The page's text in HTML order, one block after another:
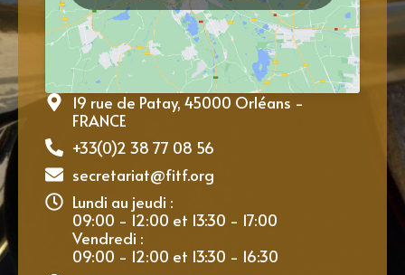
19 rue de Patay, 45000 Orléans -
FRANCE
+33(0)2 38 77 08 56
secretariat@fitf.org
Lundi au jeudi :
09:00 - 12:00 et 13:30 - 17:00
Vendredi :
09:00 - 12:00 et 13:30 - 16:30